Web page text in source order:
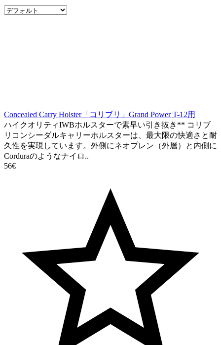
Concealed Carry Holster「コリブリ」Grand Power T-12用
ハイクオリティIWBホルスターで素早い引き抜き** コリブ
リコンシーダルキャリーホルスターは、最大限の快適さと耐
久性を実現しています。外側にネオプレン（外層）と内側に
Corduraのようなナイロ..
56€